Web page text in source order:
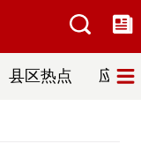
县区热点 应急